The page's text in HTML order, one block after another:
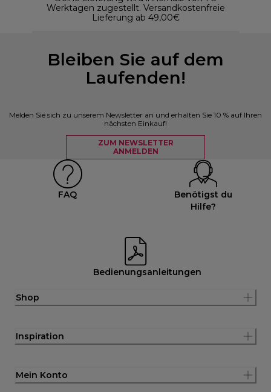
Werktagen zugestellt. Versandkostenfreie
Lieferung ab 49,00€
Bleiben Sie auf dem
Laufenden!
Melden Sie sich zu unserem Newsletter an und erhalten Sie 10 % auf Ihren
nächsten Einkauf!
ZUM NEWSLETTER
ANMELDEN
FAQ
Benötigst du
Hilfe?
Bedienungsanleitungen
Shop
Inspiration
Mein Konto